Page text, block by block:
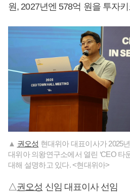
원, 2027년엔 578억 원을 투자
▲ 권오성 현대위아 대표이사가 2025
대위아 의왕연구소에서 열린 ‘CEO 타
대해 설명하고 있다. <현대위아>
△권오성 신임 대표이사 선임